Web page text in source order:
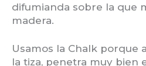
difumianda sobre la que
madera.
Usamos la Chalk porque
la tiza, penetra muy bien